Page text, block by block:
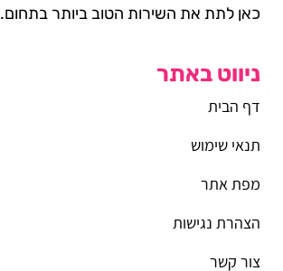
כאן לתת את השירות הטוב ביותר בתחום.
ניווט באתר
דף הבית
תנאי שימוש
מפת אתר
הצהרת נגישות
צור קשר